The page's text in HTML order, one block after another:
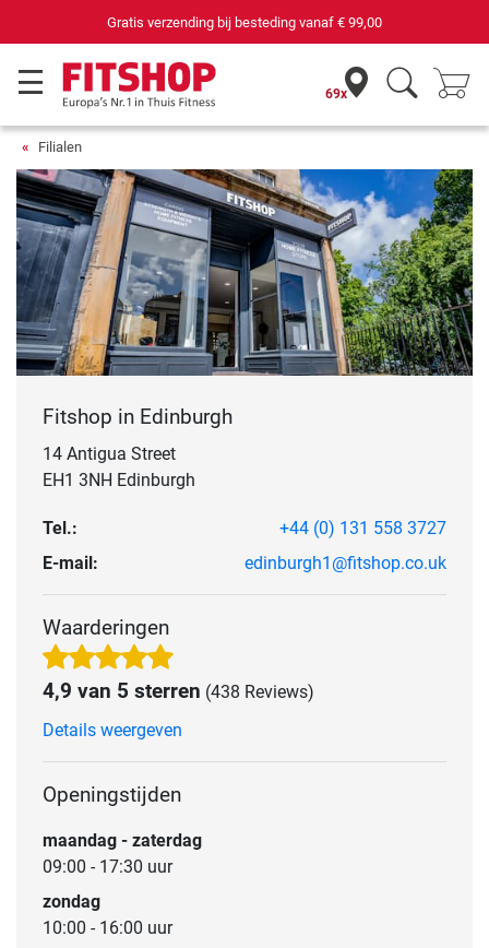
Gratis verzending bij besteding vanaf € 99,00
69x
Filialen
Fitshop in Edinburgh
14 Antigua Street
EH1 3NH Edinburgh
Tel.:
+44 (0) 131 558 3727
E-mail:
edinburgh1@fitshop.co.uk
Waarderingen
4,9 van 5 sterren (438 Reviews)
Details weergeven
Openingstijden
maandag - zaterdag
09:00 - 17:30 uur
zondag
10:00 - 16:00 uur